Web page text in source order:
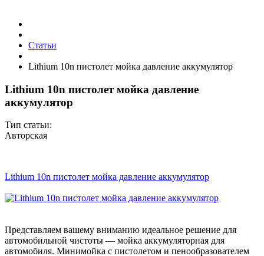
Статьи
Lithium 10n пистолет мойка давление аккумулятор
Lithium 10n пистолет мойка давление
аккумулятор
Тип статьи:
Авторская
Lithium 10n пистолет мойка давление аккумулятор
Представляем вашему вниманию идеальное решение для
автомобильной чистоты — мойка аккумуляторная для
автомобиля. Минимойка с пистолетом и пенообразователем